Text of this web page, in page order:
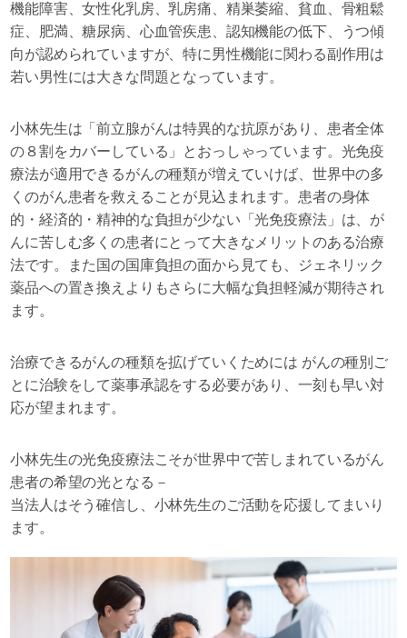
機能障害、女性化乳房、乳房痛、精巣萎縮、貧血、骨粗鬆
症、肥満、糖尿病、心血管疾患、認知機能の低下、うつ傾
向が認められていますが、特に男性機能に関わる副作用は
若い男性には大きな問題となっています。
小林先生は「前立腺がんは特異的な抗原があり、患者全体
の８割をカバーしている」とおっしゃっています。光免疫
療法が適用できるがんの種類が増えていけば、世界中の多
くのがん患者を救えることが見込まれます。患者の身体
的・経済的・精神的な負担が少ない「光免疫療法」は、が
んに苦しむ多くの患者にとって大きなメリットのある治療
法です。また国の国庫負担の面から見ても、ジェネリック
薬品への置き換えよりもさらに大幅な負担軽減が期待され
ます。
治療できるがんの種類を拡げていくためには がんの種別ご
とに治験をして薬事承認をする必要があり、一刻も早い対
応が望まれます。
小林先生の光免疫療法こそが世界中で苦しまれているがん
患者の希望の光となる－
当法人はそう確信し、小林先生のご活動を応援してまいり
ます。